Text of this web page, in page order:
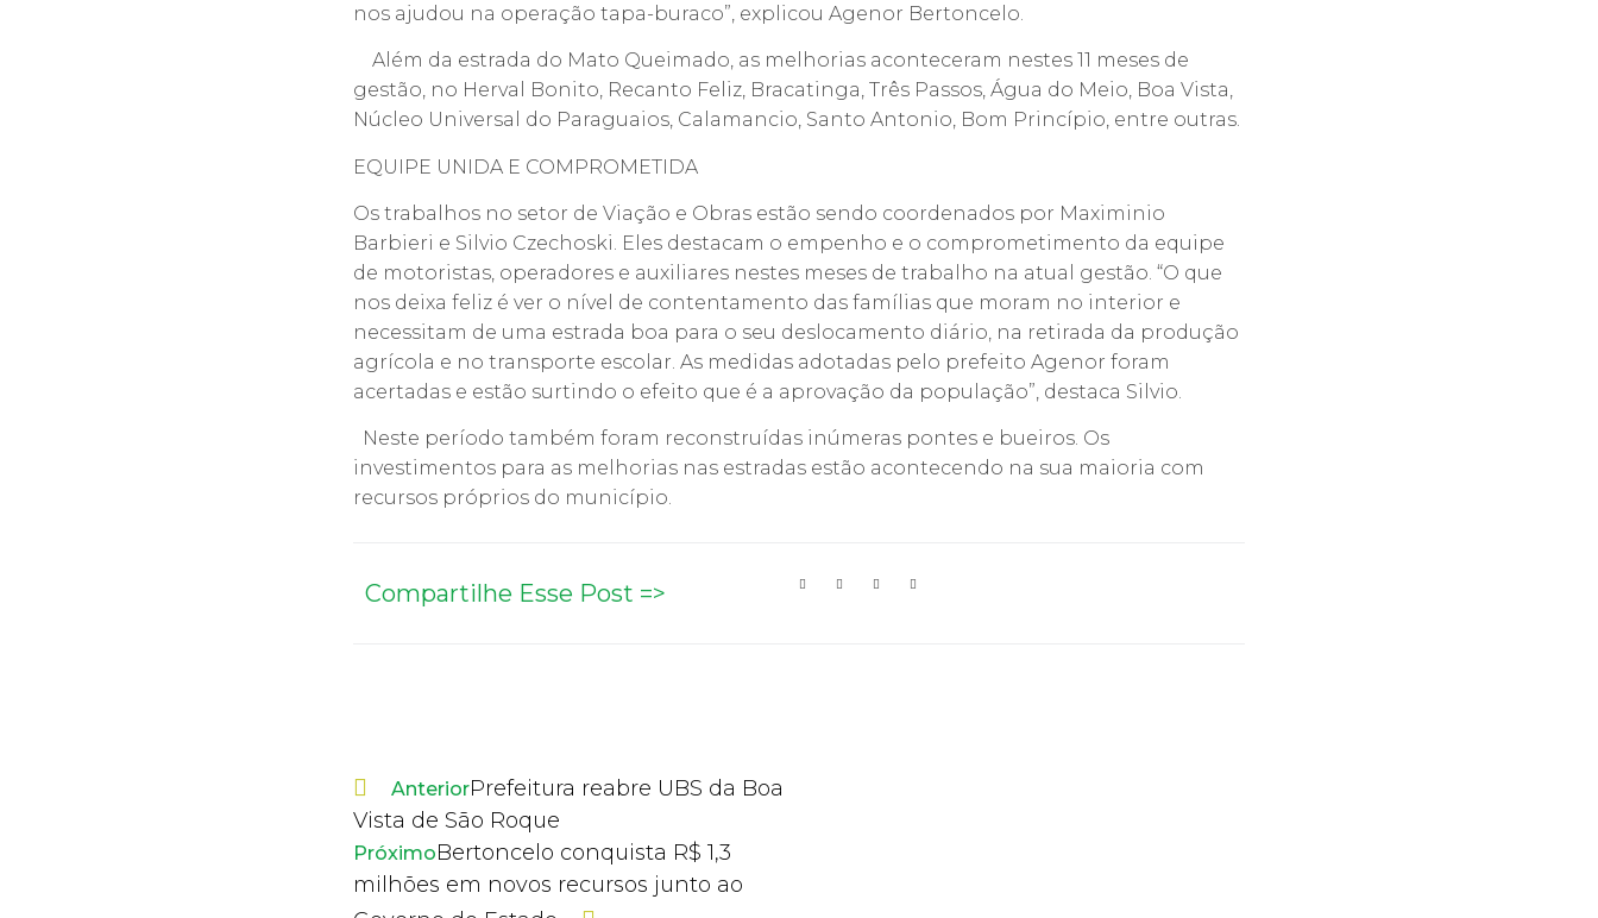
nos ajudou na operação tapa-buraco”, explicou Agenor Bertoncelo.
Além da estrada do Mato Queimado, as melhorias aconteceram nestes 11 meses de
gestão, no Herval Bonito, Recanto Feliz, Bracatinga, Três Passos, Água do Meio, Boa Vista,
Núcleo Universal do Paraguaios, Calamancio, Santo Antonio, Bom Princípio, entre outras.
EQUIPE UNIDA E COMPROMETIDA
Os trabalhos no setor de Viação e Obras estão sendo coordenados por Maximinio
Barbieri e Silvio Czechoski. Eles destacam o empenho e o comprometimento da equipe
de motoristas, operadores e auxiliares nestes meses de trabalho na atual gestão. “O que
nos deixa feliz é ver o nível de contentamento das famílias que moram no interior e
necessitam de uma estrada boa para o seu deslocamento diário, na retirada da produção
agrícola e no transporte escolar. As medidas adotadas pelo prefeito Agenor foram
acertadas e estão surtindo o efeito que é a aprovação da população”, destaca Silvio.
Neste período também foram reconstruídas inúmeras pontes e bueiros. Os
investimentos para as melhorias nas estradas estão acontecendo na sua maioria com
recursos próprios do município.
Compartilhe Esse Post =>
AnteriorPrefeitura reabre UBS da Boa
Vista de São Roque
PróximoBertoncelo conquista R$ 1,3
milhões em novos recursos junto ao